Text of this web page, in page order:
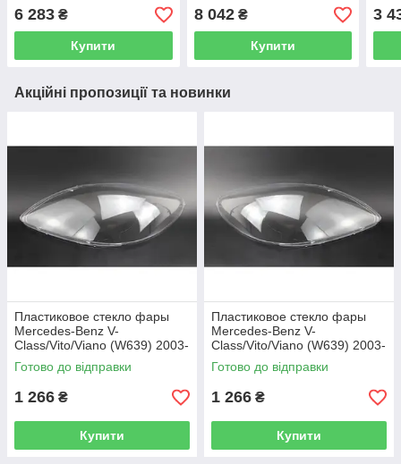
6 283 ₴
Купити
8 042₴
Купити
3
Акційні пропозиції та новинки
Пластиковое стекло фары
Mercedes-Benz V-
Class/Vito/Viano (W639) 2003-
2010 левое (водительское)
Готово до відправки
1 266 ₴
Купити
Пластиковое стекло фары
Mercedes-Benz V-
Class/Vito/Viano (W639) 2003-
2010 правое (пассажирское)
Готово до відправки
1 266 ₴
Купити